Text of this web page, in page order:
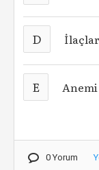
D
E Anemi
0 Yorum